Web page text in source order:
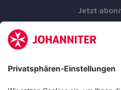
Jetzt
Abständen über
Jetzt